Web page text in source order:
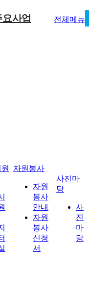
요사업 전체메뉴
자원봉사
자원
봉사
안내
자원
봉사
신청
서
사진마
당
사
진
마
당